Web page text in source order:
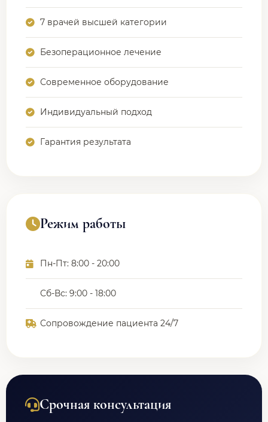
7 врачей высшей категории
Безоперационное лечение
Современное оборудование
Индивидуальный подход
Гарантия результата
Режим работы
Пн-Пт: 8:00 - 20:00
Сб-Вс: 9:00 - 18:00
Сопровождение пациента 24/7
Срочная консультация